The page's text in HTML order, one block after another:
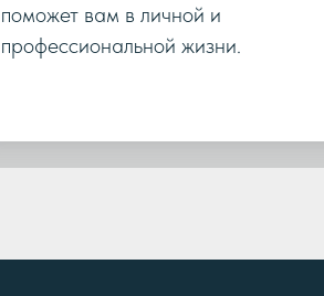
поможет вам в личной и
профессиональной жизни.